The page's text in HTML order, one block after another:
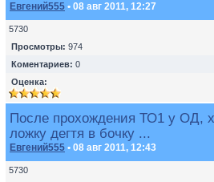
Евгений555 • 08 авг 2011, 12:27
5730
Просмотры: 974
Коментариев: 0
Оценка:
После прохождения ТО1 у ОД,
ложку дегтя в бочку ...
Евгений555 • 08 авг 2011, 12:43
5730